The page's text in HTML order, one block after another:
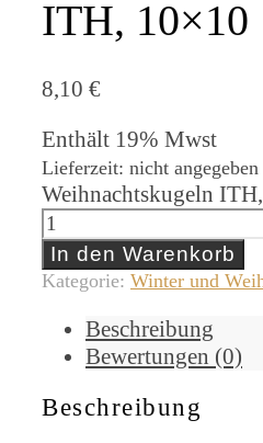
ITH, 10×10
8,10 €
Enthält 19% Mwst
Lieferzeit: nicht angegeben
Weihnachtskugeln
In den Warenkorb
Kategorie: Winter und
Beschreibung
Bewertungen (0)
Beschreibung